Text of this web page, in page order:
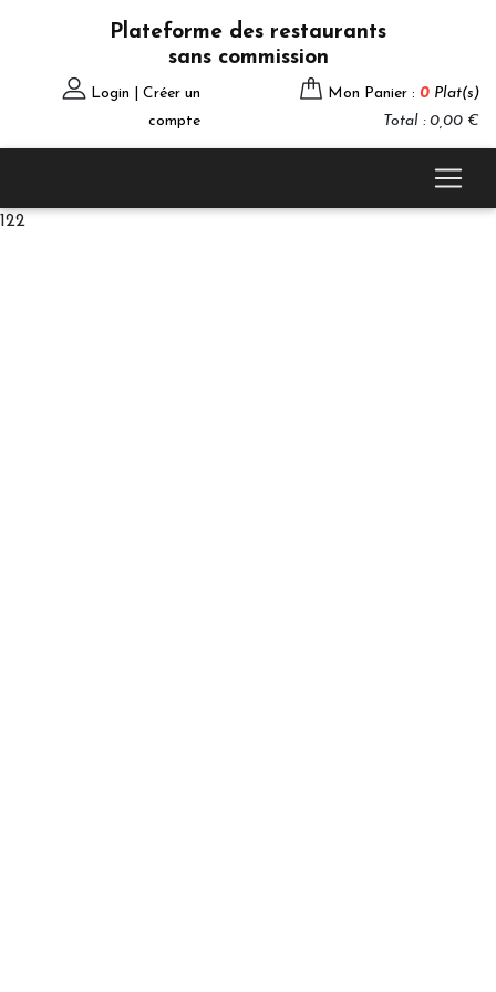
Plateforme des restaurants
sans commission
Login | Créer un
compte
Mon Panier : 0 Plat(s)
Total : 0,00 €
122